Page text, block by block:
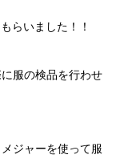
らいました！！
服の検品を行わせ
ジャーを使って服